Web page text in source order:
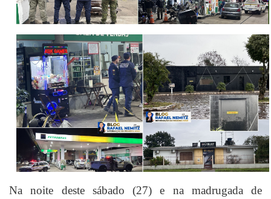
Na noite deste sábado (27) e na madrugada de